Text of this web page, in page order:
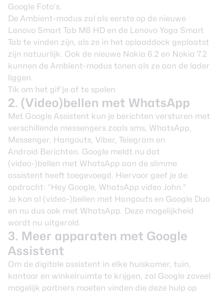
Google Foto’s.
De Ambient-modus zal als eerste op de nieuwe
Lenovo Smart Tab M8 HD en de Lenovo Yoga Smart
Tab te vinden zijn, als ze in het oplaaddock geplaatst
zijn natuurlijk. Ook de nieuwe Nokia 6.2 en Nokia 7.2
kunnen de Ambient-modus tonen als ze aan de lader
liggen.
Tik om het gif’je af te spelen
2. (Video)bellen met WhatsApp
Met Google Assistent kun je berichten versturen met
verschillende messengers zoals sms, WhatsApp,
Messenger, Hangouts, Viber, Telegram en
Android Berichten. Google meldt nu dat
(video-)bellen met WhatsApp aan de slimme
assistent heeft toegevoegd. Hiervoor geef je de
opdracht: “Hey Google, WhatsApp video John.”
Je kon al (video-)bellen met Hangouts en Google Duo
en nu dus ook met WhatsApp. Deze mogelijkheid
wordt nu uitgerold.
3. Meer apparaten met Google
Assistent
Om de digitale assistent in elke huiskamer, tuin,
kantoor en winkelruimte te krijgen, zal Google zoveel
mogelijk partners moeten vinden die deze hulp op